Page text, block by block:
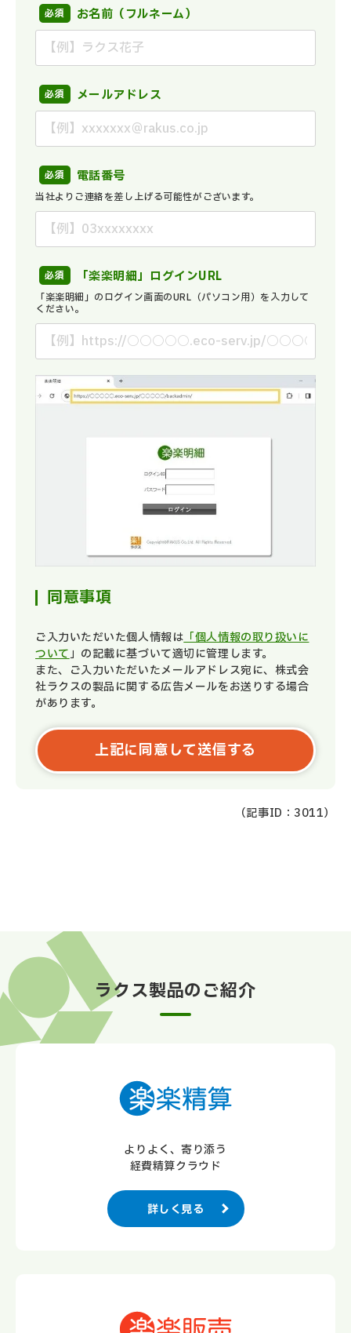
お名前（フルネーム）
メールアドレス
電話番号
当社よりご連絡を差し上げる可能性がございます。
「楽楽明細」ログインURL
「楽楽明細」のログイン画面のURL（パソコン用）を入力して
ください。
同意事項
ご入力いただいた個人情報は 「個人情報の取り扱いに
ついて」の記載に基づいて適切に管理します。
また、ご入力いただいたメールアドレス宛に、株式会
社ラクスの製品に関する広告メールをお送りする場合
があります。
（記事ID：3011）
ラクス製品のご紹介
よりよく、寄り添う
経費精算クラウド
詳しく見る